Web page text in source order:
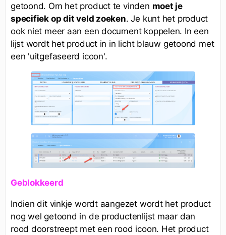
getoond. Om het product te vinden moet je
specifiek op dit veld zoeken. Je kunt het product
ook niet meer aan een document koppelen. In een
lijst wordt het product in in licht blauw getoond met
een 'uitgefaseerd icoon'.
Geblokkeerd
Indien dit vinkje wordt aangezet wordt het product
nog wel getoond in de productenlijst maar dan
rood doorstreept met een rood icoon. Het product